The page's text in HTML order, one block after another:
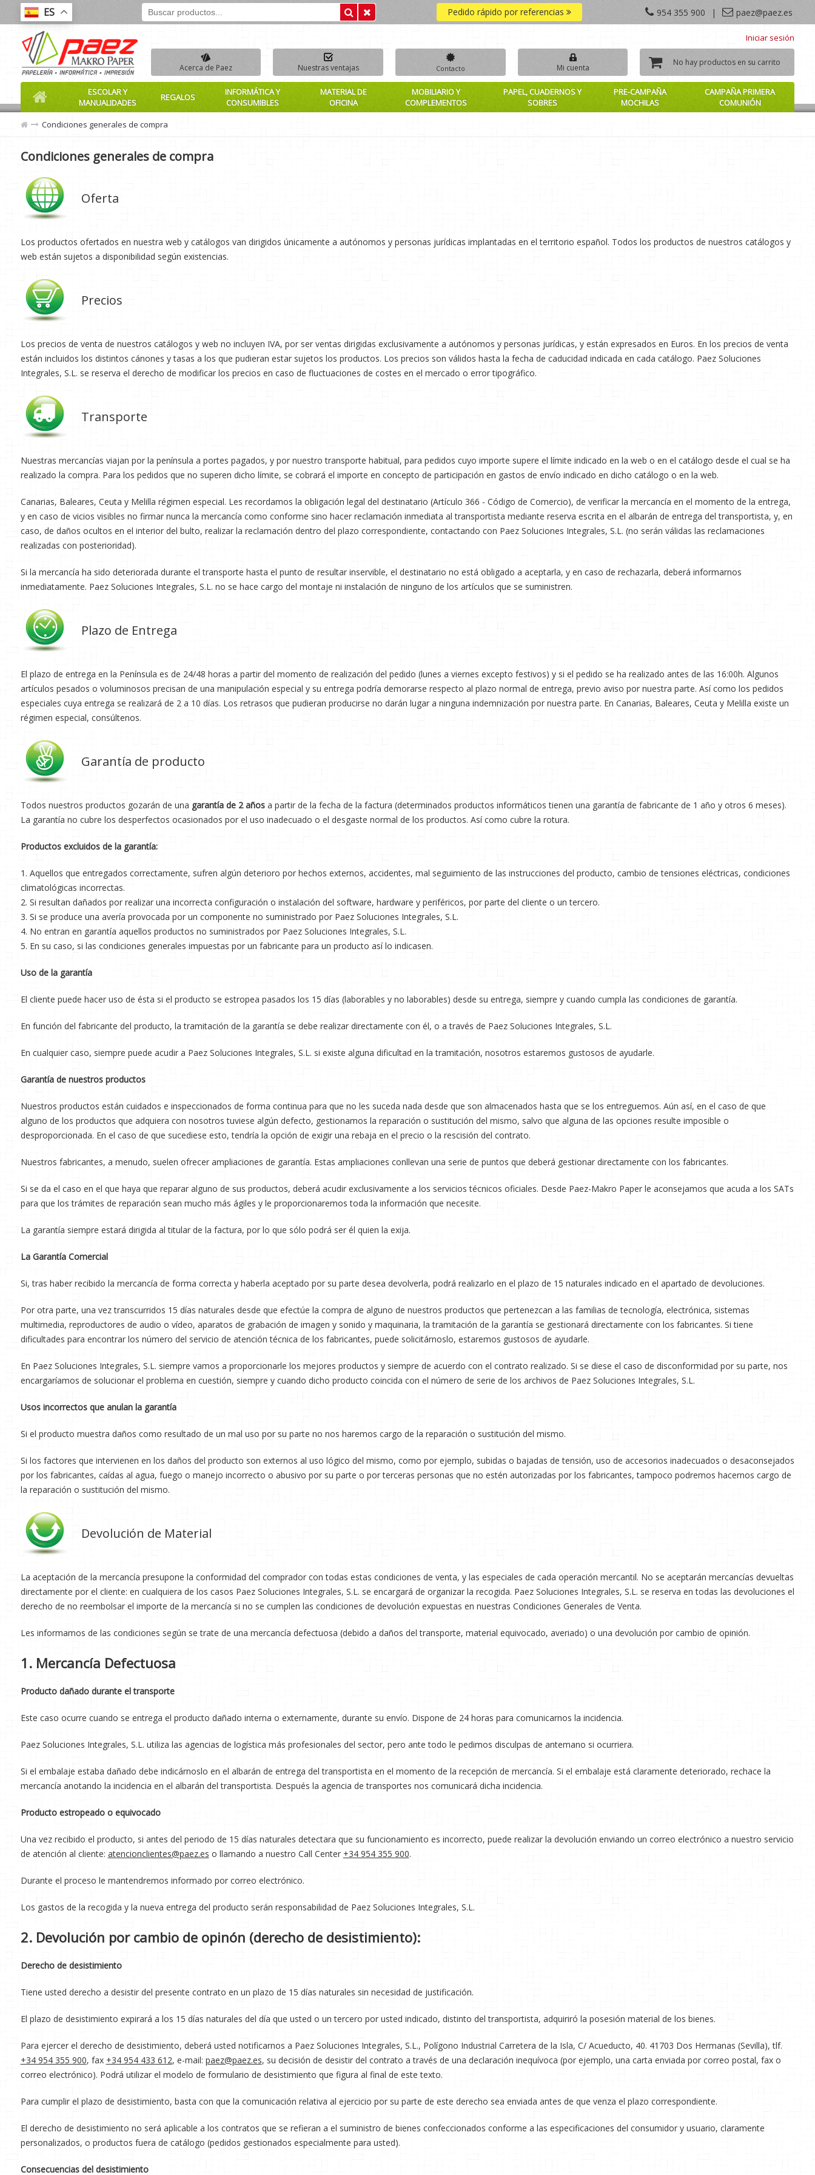
ES 954 355 900 | paez@paez.es
Pedido rápido por referencias
Iniciar sesión
Acerca de Paez Nuestras ventajas Contacto Mi cuenta
No hay productos en su carrito
ESCOLAR Y
MANUALIDADES
REGALOS
INFORMÁTICA Y
CONSUMIBLES
MATERIAL DE
OFICINA
MOBILIARIO Y
COMPLEMENTOS
PAPEL, CUADERNOS Y
SOBRES
PRE-CAMPAÑA
MOCHILAS
CAMPAÑA PRIMERA
COMUNIÓN
Condiciones generales de compra
Condiciones generales de compra
Oferta
Los productos ofertados en nuestra web y catálogos van dirigidos únicamente a autónomos y personas jurídicas implantadas en el territorio español. Todos los productos de nuestros catálogos y
web están sujetos a disponibilidad según existencias.
Precios
Los precios de venta de nuestros catálogos y web no incluyen IVA, por ser ventas dirigidas exclusivamente a autónomos y personas jurídicas, y están expresados en Euros. En los precios de venta
están incluidos los distintos cánones y tasas a los que pudieran estar sujetos los productos. Los precios son válidos hasta la fecha de caducidad indicada en cada catálogo. Paez Soluciones
Integrales, S.L. se reserva el derecho de modificar los precios en caso de fluctuaciones de costes en el mercado o error tipográfico.
Transporte
Nuestras mercancías viajan por la península a portes pagados, y por nuestro transporte habitual, para pedidos cuyo importe supere el límite indicado en la web o en el catálogo desde el cual se ha
realizado la compra. Para los pedidos que no superen dicho límite, se cobrará el importe en concepto de participación en gastos de envío indicado en dicho catálogo o en la web.
Canarias, Baleares, Ceuta y Melilla régimen especial. Les recordamos la obligación legal del destinatario (Artículo 366 - Código de Comercio), de verificar la mercancía en el momento de la entrega,
y en caso de vicios visibles no firmar nunca la mercancía como conforme sino hacer reclamación inmediata al transportista mediante reserva escrita en el albarán de entrega del transportista, y, en
caso, de daños ocultos en el interior del bulto, realizar la reclamación dentro del plazo correspondiente, contactando con Paez Soluciones Integrales, S.L. (no serán válidas las reclamaciones
realizadas con posterioridad).
Si la mercancía ha sido deteriorada durante el transporte hasta el punto de resultar inservible, el destinatario no está obligado a aceptarla, y en caso de rechazarla, deberá informarnos
inmediatamente. Paez Soluciones Integrales, S.L. no se hace cargo del montaje ni instalación de ninguno de los artículos que se suministren.
Plazo de Entrega
El plazo de entrega en la Península es de 24/48 horas a partir del momento de realización del pedido (lunes a viernes excepto festivos) y si el pedido se ha realizado antes de las 16:00h. Algunos
artículos pesados o voluminosos precisan de una manipulación especial y su entrega podría demorarse respecto al plazo normal de entrega, previo aviso por nuestra parte. Así como los pedidos
especiales cuya entrega se realizará de 2 a 10 días. Los retrasos que pudieran producirse no darán lugar a ninguna indemnización por nuestra parte. En Canarias, Baleares, Ceuta y Melilla existe un
régimen especial, consúltenos.
Garantía de producto
Todos nuestros productos gozarán de una garantía de 2 añosa partir de la fecha de la factura (determinados productos informáticos tienen una garantía de fabricante de 1 año y otros 6 meses).
La garantía no cubre los desperfectos ocasionados por el uso inadecuado o el desgaste normal de los productos. Así como cubre la rotura.
Productos excluidos de la garantía:
1. Aquellos que entregados correctamente, sufren algún deterioro por hechos externos, accidentes, mal seguimiento de las instrucciones del producto, cambio de tensiones eléctricas, condiciones
climatológicas incorrectas.
2. Si resultan dañados por realizar una incorrecta configuración o instalación del software, hardware y periféricos, por parte del cliente o un tercero.
3. Si se produce una avería provocada por un componente no suministrado por Paez Soluciones Integrales, S.L.
4. No entran en garantía aquellos productos no suministrados por Paez Soluciones Integrales, S.L.
5. En su caso, si las condiciones generales impuestas por un fabricante para un producto así lo indicasen.
Uso de la garantía
El cliente puede hacer uso de ésta si el producto se estropea pasados los 15 días (laborables y no laborables) desde su entrega, siempre y cuando cumpla las condiciones de garantía.
En función del fabricante del producto, la tramitación de la garantía se debe realizar directamente con él, o a través de Paez Soluciones Integrales, S.L.
En cualquier caso, siempre puede acudir a Paez Soluciones Integrales, S.L. si existe alguna dificultad en la tramitación, nosotros estaremos gustosos de ayudarle.
Garantía de nuestros productos
Nuestros productos están cuidados e inspeccionados de forma continua para que no les suceda nada desde que son almacenados hasta que se los entreguemos. Aún así, en el caso de que
alguno de los productos que adquiera con nosotros tuviese algún defecto, gestionamos la reparación o sustitución del mismo, salvo que alguna de las opciones resulte imposible o
desproporcionada. En el caso de que sucediese esto, tendría la opción de exigir una rebaja en el precio o la rescisión del contrato.
Nuestros fabricantes, a menudo, suelen ofrecer ampliaciones de garantía. Estas ampliaciones conllevan una serie de puntos que deberá gestionar directamente con los fabricantes.
Si se da el caso en el que haya que reparar alguno de sus productos, deberá acudir exclusivamente a los servicios técnicos oficiales. Desde Paez-Makro Paper le aconsejamos que acuda a los SATs
para que los trámites de reparación sean mucho más ágiles y le proporcionaremos toda la información que necesite.
La garantía siempre estará dirigida al titular de la factura, por lo que sólo podrá ser él quien la exija.
La Garantía Comercial
Si, tras haber recibido la mercancía de forma correcta y haberla aceptado por su parte desea devolverla, podrá realizarlo en el plazo de 15 naturales indicado en el apartado de devoluciones.
Por otra parte, una vez transcurridos 15 días naturales desde que efectúe la compra de alguno de nuestros productos que pertenezcan a las familias de tecnología, electrónica, sistemas
multimedia, reproductores de audio o vídeo, aparatos de grabación de imagen y sonido y maquinaria, la tramitación de la garantía se gestionará directamente con los fabricantes. Si tiene
dificultades para encontrar los número del servicio de atención técnica de los fabricantes, puede solicitárnoslo, estaremos gustosos de ayudarle.
En Paez Soluciones Integrales, S.L. siempre vamos a proporcionarle los mejores productos y siempre de acuerdo con el contrato realizado. Si se diese el caso de disconformidad por su parte, nos
encargaríamos de solucionar el problema en cuestión, siempre y cuando dicho producto coincida con el número de serie de los archivos de Paez Soluciones Integrales, S.L.
Usos incorrectos que anulan la garantía
Si el producto muestra daños como resultado de un mal uso por su parte no nos haremos cargo de la reparación o sustitución del mismo.
Si los factores que intervienen en los daños del producto son externos al uso lógico del mismo, como por ejemplo, subidas o bajadas de tensión, uso de accesorios inadecuados o desaconsejados
por los fabricantes, caídas al agua, fuego o manejo incorrecto o abusivo por su parte o por terceras personas que no estén autorizadas por los fabricantes, tampoco podremos hacernos cargo de
la reparación o sustitución del mismo.
Devolución de Material
La aceptación de la mercancía presupone la conformidad del comprador con todas estas condiciones de venta, y las especiales de cada operación mercantil. No se aceptarán mercancías devueltas
directamente por el cliente: en cualquiera de los casos Paez Soluciones Integrales, S.L. se encargará de organizar la recogida. Paez Soluciones Integrales, S.L. se reserva en todas las devoluciones el
derecho de no reembolsar el importe de la mercancía si no se cumplen las condiciones de devolución expuestas en nuestras Condiciones Generales de Venta.
Les informamos de las condiciones según se trate de una mercancía defectuosa (debido a daños del transporte, material equivocado, averiado) o una devolución por cambio de opinión.
1. Mercancía Defectuosa
Producto dañado durante el transporte
Este caso ocurre cuando se entrega el producto dañado interna o externamente, durante su envío. Dispone de 24 horas para comunicarnos la incidencia.
Paez Soluciones Integrales, S.L. utiliza las agencias de logística más profesionales del sector, pero ante todo le pedimos disculpas de antemano si ocurriera.
Si el embalaje estaba dañado debe indicárnoslo en el albarán de entrega del transportista en el momento de la recepción de mercancía. Si el embalaje está claramente deteriorado, rechace la
mercancía anotando la incidencia en el albarán del transportista. Después la agencia de transportes nos comunicará dicha incidencia.
Producto estropeado o equivocado
Una vez recibido el producto, si antes del periodo de 15 días naturales detectara que su funcionamiento es incorrecto, puede realizar la devolución enviando un correo electrónico a nuestro servicio
de atención al cliente: atencionclientes@paez.es o llamando a nuestro Call Center +34 954 355 900.
Durante el proceso le mantendremos informado por correo electrónico.
Los gastos de la recogida y la nueva entrega del producto serán responsabilidad de Paez Soluciones Integrales, S.L.
2. Devolución por cambio de opinón (derecho de desistimiento):
Derecho de desistimiento
Tiene usted derecho a desistir del presente contrato en un plazo de 15 días naturales sin necesidad de justificación.
El plazo de desistimiento expirará a los 15 días naturales del día que usted o un tercero por usted indicado, distinto del transportista, adquiriró la posesión material de los bienes.
Para ejercer el derecho de desistimiento, deberá usted notificarnos a Paez Soluciones Integrales, S.L., Polígono Industrial Carretera de la Isla, C/ Acueducto, 40. 41703 Dos Hermanas (Sevilla), tlf.
+34 954 355 900, fax +34 954 433 612, e-mail: paez@paez.es, su decisión de desistir del contrato a través de una declaración inequívoca (por ejemplo, una carta enviada por correo postal, fax o
correo electrónico). Podrá utilizar el modelo de formulario de desistimiento que figura al final de este texto.
Para cumplir el plazo de desistimiento, basta con que la comunicación relativa al ejercicio por su parte de este derecho sea enviada antes de que venza el plazo correspondiente.
El derecho de desistimiento no será aplicable a los contratos que se refieran a el suministro de bienes confeccionados conforme a las especificaciones del consumidor y usuario, claramente
personalizados, o productos fuera de catálogo (pedidos gestionados especialmente para usted).
Consecuencias del desistimiento